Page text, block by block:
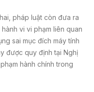
pháp luật còn đưa ra
vi vi phạm liên quan
sai mục đích máy tính
được quy định tại Nghị
hành chính trong